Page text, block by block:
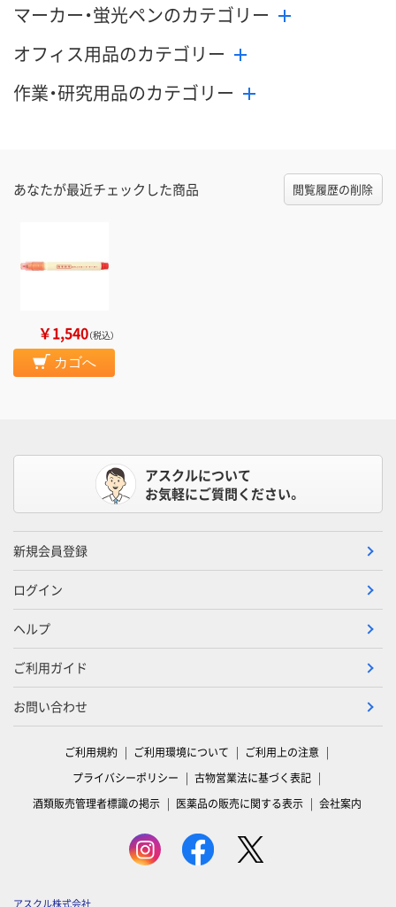
マーカー・蛍光ペンのカテゴリー
オフィス用品のカテゴリー
作業・研究用品のカテゴリー
あなたが最近チェックした商品 閲覧履歴の削除
￥1,540（税込）
カゴへ
アスクルについて
お気軽にご質問ください。
新規会員登録
ログイン
ヘルプ
ご利用ガイド
お問い合わせ
ご利用規約 ご利用環境について
ご利用上の注意
プライバシーポリシー
古物営業法に基づく表記
酒類販売管理者標識の掲示
医薬品の販売に関する表示 会社案内
アスクル株式会社